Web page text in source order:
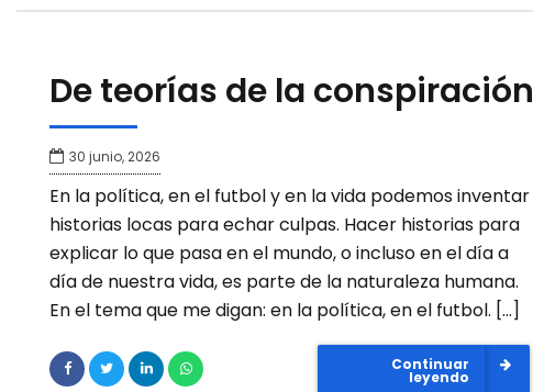
De teorías de la conspiración
30 junio, 2026
En la política, en el futbol y en la vida podemos inventar
historias locas para echar culpas. Hacer historias para
explicar lo que pasa en el mundo, o incluso en el día a
día de nuestra vida, es parte de la naturaleza humana.
En el tema que me digan: en la política, en el futbol. […]
Continuar
leyendo